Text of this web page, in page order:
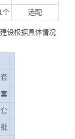
个 选配
设根据具体情况
套
套
套
批